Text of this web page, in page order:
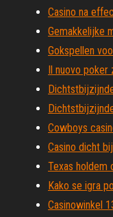
Casino na
Gemakkelijke
Gokspellen
Il nuovo poker
Cowboys
Casino dicht
Texas holdem
Kako se igra
Casinowinkel